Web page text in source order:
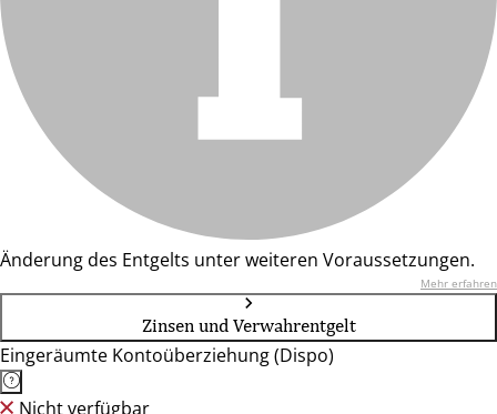
Änderung des Entgelts unter weiteren Voraussetzungen.
Mehr erfahren
Zinsen und Verwahrentgelt
Eingeräumte Kontoüberziehung (Dispo)
Nicht verfügbar